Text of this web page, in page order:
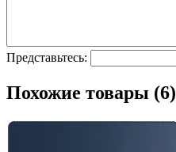
Представьтесь:
Похожие товары (6)